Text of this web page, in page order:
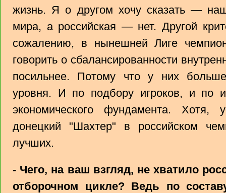
жизнь. Я о другом хочу сказать —
мира, а российская — нет. Другой
сожалению, в нынешней Лиге
говорить о сбалансированности
посильнее. Потому что у них
уровня. И по подбору игроков, и по
экономического фундамента. Хотя,
донецкий "Шахтер" в российском
лучших.
- Чего, на ваш взгляд, не хватило
отборочном цикле? Ведь по